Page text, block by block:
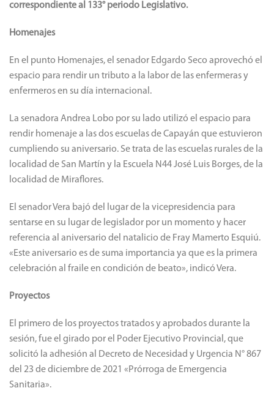
correspondiente al 133° periodo Legislativo.
Homenajes
En el punto Homenajes, el senador Edgardo Seco aprovechó el
espacio para rendir un tributo a la labor de las enfermeras y
enfermeros en su día internacional.
La senadora Andrea Lobo por su lado utilizó el espacio para
rendir homenaje a las dos escuelas de Capayán que estuvieron
cumpliendo su aniversario. Se trata de las escuelas rurales de la
localidad de San Martín y la Escuela N44 José Luis Borges, de la
localidad de Miraflores.
El senador Vera bajó del lugar de la vicepresidencia para
sentarse en su lugar de legislador por un momento y hacer
referencia al aniversario del natalicio de Fray Mamerto Esquiú.
«Este aniversario es de suma importancia ya que es la primera
celebración al fraile en condición de beato», indicó Vera.
Proyectos
El primero de los proyectos tratados y aprobados durante la
sesión, fue el girado por el Poder Ejecutivo Provincial, que
solicitó la adhesión al Decreto de Necesidad y Urgencia N° 867
del 23 de diciembre de 2021 «Prórroga de Emergencia
Sanitaria».